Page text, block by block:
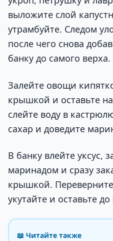
выложите слой
утрамбуйте. Следом
после чего снова
банку до самого верха.
Залейте овощи
крышкой и оставьте
слейте воду в
сахар и доведите
В банку влейте уксус,
маринадом и сразу
крышкой.
укутайте и оставьте
📖 Читайте также